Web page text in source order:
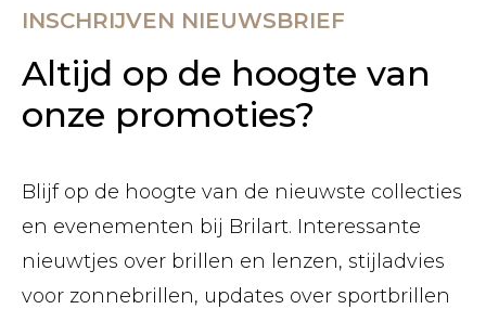
INSCHRIJVEN NIEUWSBRIEF
Altijd op de hoogte van
onze promoties?
Blijf op de hoogte van de nieuwste collecties
en evenementen bij Brilart. Interessante
nieuwtjes over brillen en lenzen, stijladvies
voor zonnebrillen, updates over sportbrillen